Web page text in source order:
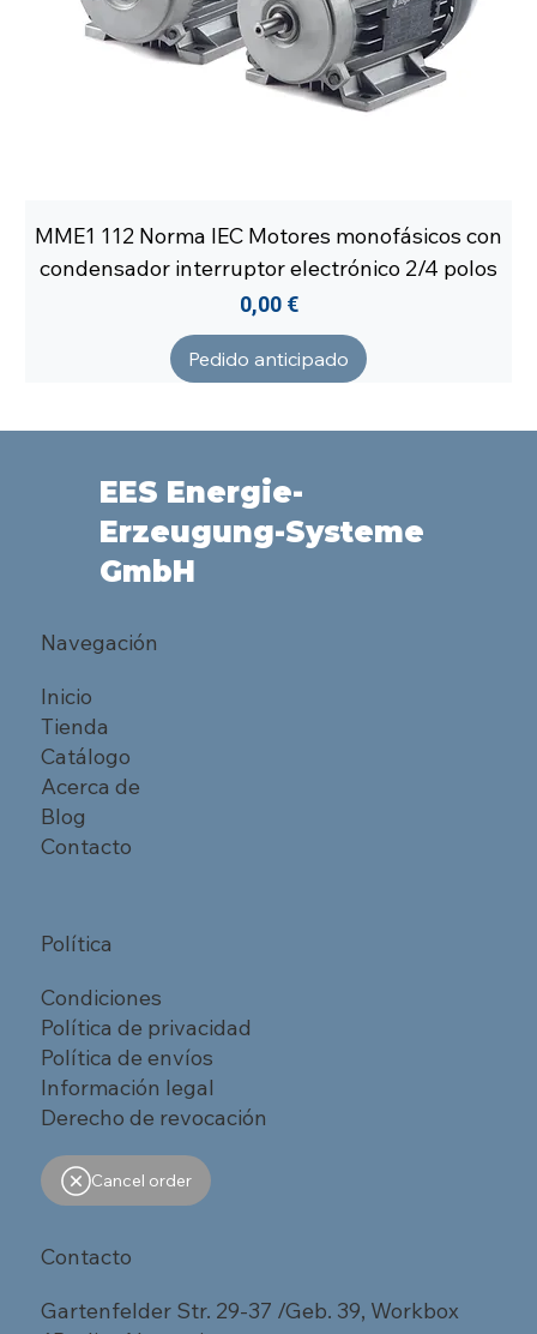
MME1 112 Norma IEC Motores monofásicos con
condensador interruptor electrónico 2/4 polos
Precio
0,00 €
Pedido anticipado
EES Energie-
Erzeugung-Systeme
GmbH
Navegación
Inicio
Tienda
Catálogo
Acerca de
Blog
Contacto
Política
Condiciones
Política de privacidad
Política de envíos
Información legal
Derecho de revocación
Cancel order
Contacto
Gartenfelder Str. 29-37 /Geb. 39, Workbox